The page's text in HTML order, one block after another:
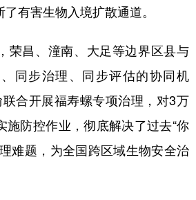
有害生物入境扩散通道。
昌、潼南、大足等边界区县与
同步治理、同步评估的协同机
合开展福寿螺专项治理，对3万
施防控作业，彻底解决了过去“你
难题，为全国跨区域生物安全治